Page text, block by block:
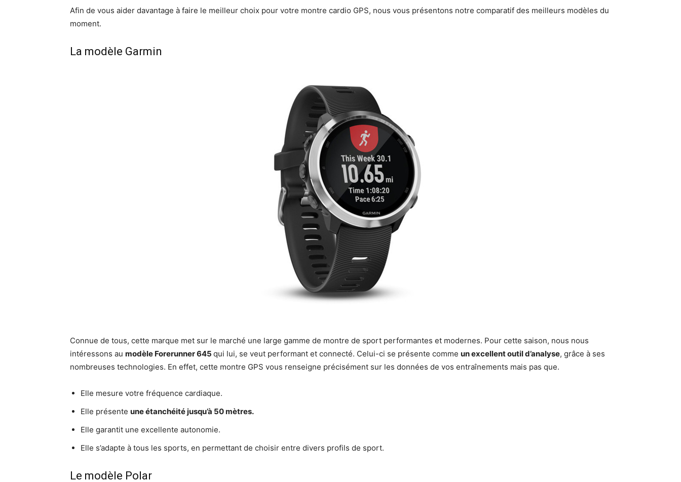
Afin de vous aider davantage à faire le meilleur choix pour votre montre cardio GPS, nous vous présentons notre comparatif des meilleurs modèles du
moment.
La modèle Garmin
Connue de tous, cette marque met sur le marché une large gamme de montre de sport performantes et modernes. Pour cette saison, nous nous
intéressons au modèle Forerunner 645 qui lui, se veut performant et connecté. Celui-ci se présente comme un excellent outil d’analyse, grâce à ses
nombreuses technologies. En effet, cette montre GPS vous renseigne précisément sur les données de vos entraînements mais pas que.
Elle mesure votre fréquence cardiaque.
Elle présente une étanchéité jusqu’à 50 mètres.
Elle garantit une excellente autonomie.
Elle s’adapte à tous les sports, en permettant de choisir entre divers profils de sport.
Le modèle Polar